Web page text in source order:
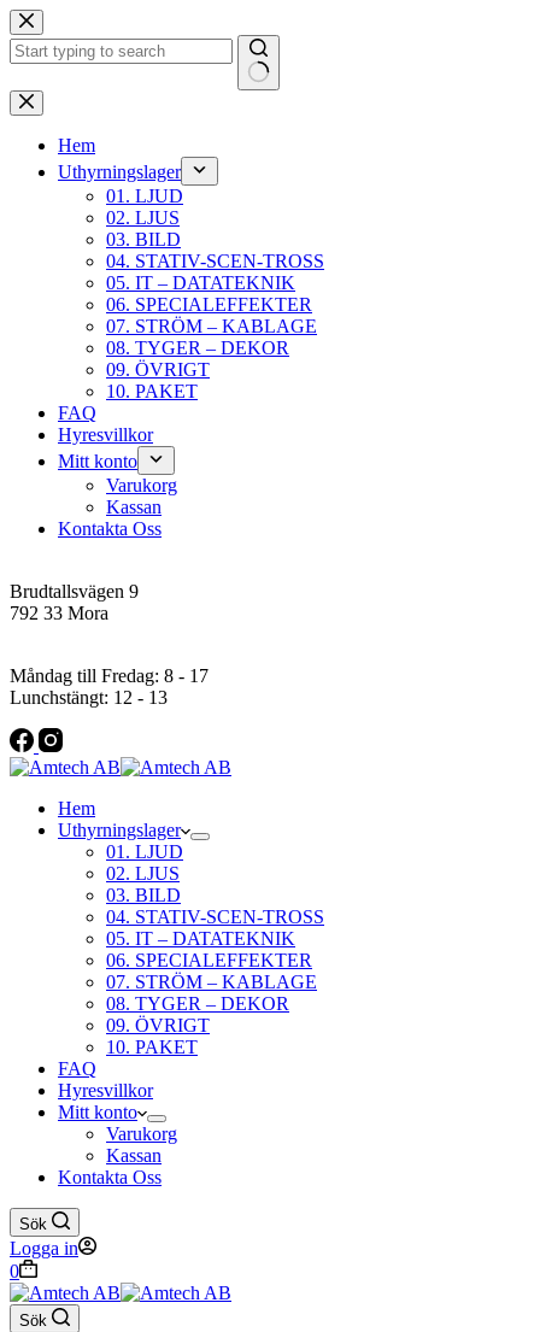
Hoppa
till
innehåll
Inga
resultat
Hem
Uthyrningslager
01. LJUD
02. LJUS
03. BILD
04. STATIV-SCEN-TROSS
05. IT – DATATEKNIK
06. SPECIALEFFEKTER
07. STRÖM – KABLAGE
08. TYGER – DEKOR
09. ÖVRIGT
10. PAKET
FAQ
Hyresvillkor
Mitt konto
Varukorg
Kassan
Kontakta Oss
Brudtallsvägen 9
792 33 Mora
Måndag till Fredag: 8 - 17
Lunchstängt: 12 - 13
Hem
Uthyrningslager
01. LJUD
02. LJUS
03. BILD
04. STATIV-SCEN-TROSS
05. IT – DATATEKNIK
06. SPECIALEFFEKTER
07. STRÖM – KABLAGE
08. TYGER – DEKOR
09. ÖVRIGT
10. PAKET
FAQ
Hyresvillkor
Mitt konto
Varukorg
Kassan
Kontakta Oss
Sök
Logga in
Varukorg
0
Sök